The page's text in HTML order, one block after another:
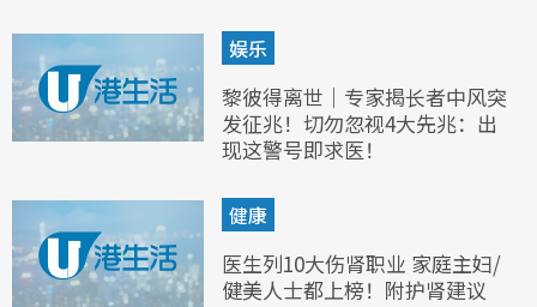
娱乐
黎彼得离世｜专家揭长者中风突
发征兆！切勿忽视4大先兆：出
现这警号即求医！
健康
医生列10大伤肾职业 家庭主妇/
健美人士都上榜！附护肾建议